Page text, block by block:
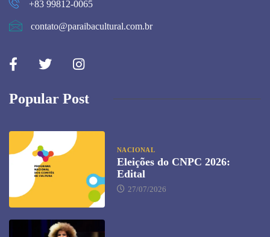
+83 99812-0065
contato@paraibacultural.com.br
Popular Post
NACIONAL
Eleições do CNPC 2026:
Edital
27/07/2026